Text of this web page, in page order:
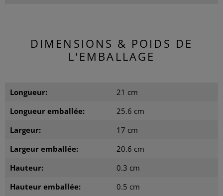
DIMENSIONS & POIDS DE
L'EMBALLAGE
Longueur:
21 cm
Longueur emballée:
25.6 cm
Largeur:
17 cm
Largeur emballée:
20.6 cm
Hauteur:
0.3 cm
Hauteur emballée:
0.5 cm